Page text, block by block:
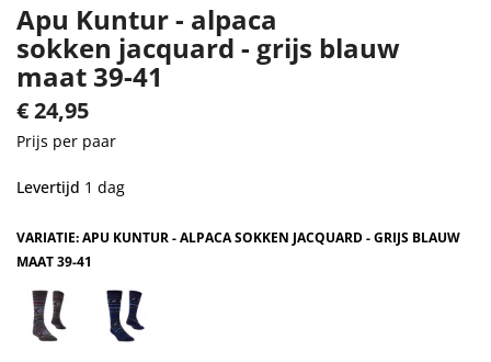
Apu Kuntur - alpaca
sokken jacquard - grijs blauw
maat 39-41
€24,95
Prijs per paar
Levertijd 1 dag
VARIATIE: APU KUNTUR - ALPACA SOKKEN JACQUARD - GRIJS BLAUW
MAAT 39-41